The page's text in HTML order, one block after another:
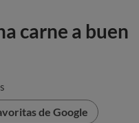
carne a buen
de Google